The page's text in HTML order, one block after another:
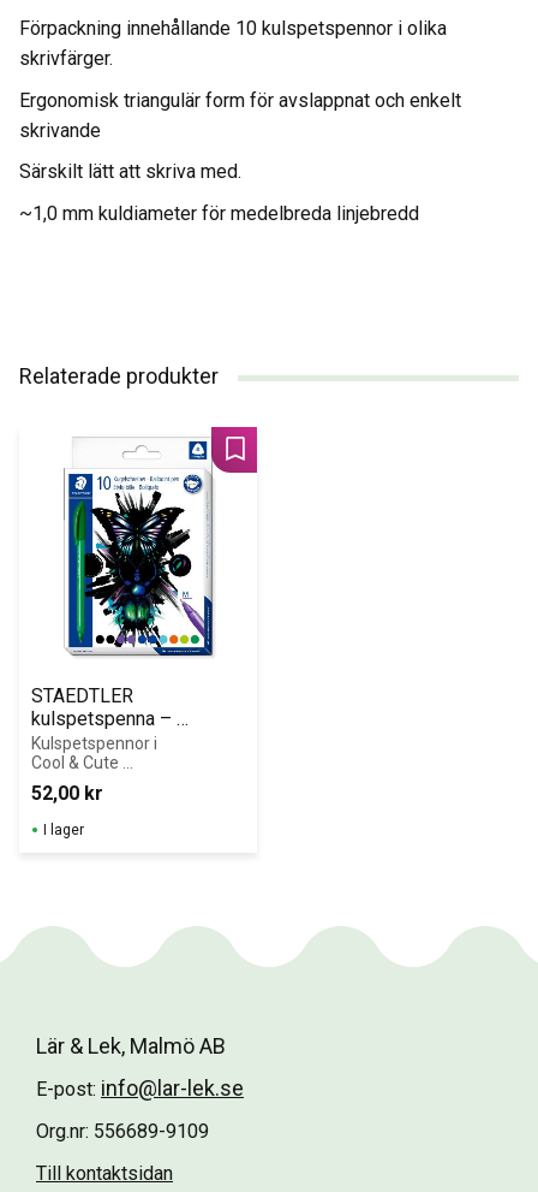
Förpackning innehållande 10 kulspetspennor i olika
skrivfärger.
Ergonomisk triangulär form för avslappnat och enkelt
skrivande
Särskilt lätt att skriva med.
~1,0 mm kuldiameter för medelbreda linjebredd
Relaterade produkter
STAEDTLER
kulspetspenna –
blandade färger (10-
pack) - Cool & Cute
Edition
Kulspetspennor i
Cool & Cute
Edition med
triangulär form
och 10 blandade
färger.
52,00 kr
Lägg till i favoriter
I lager
Lär & Lek, Malmö AB
E-post: info@lar-lek.se
Org.nr: 556689-9109
Till kontaktsidan